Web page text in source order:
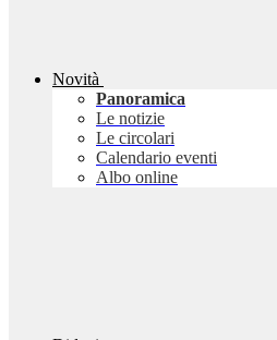
Novità
Panoramica
Le notizie
Le circolari
Calendario eventi
Albo online